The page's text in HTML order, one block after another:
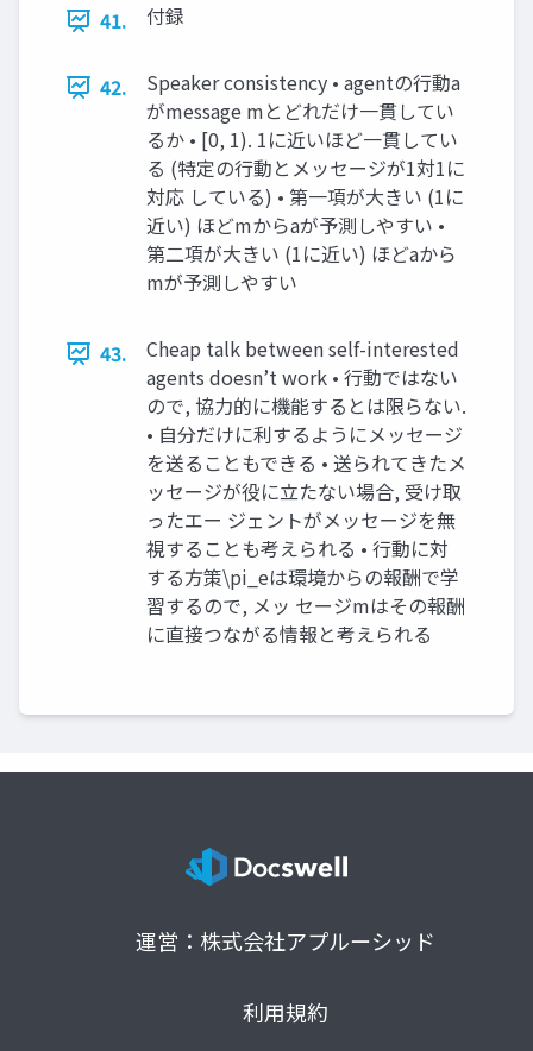
41. 付録
42.
Speaker consistency • agentの行動a
がmessage mとどれだけ一貫してい
るか • [0, 1). 1に近いほど一貫してい
る (特定の行動とメッセージが1対1に
対応 している) • 第一項が大きい (1に
近い) ほどmからaが予測しやすい •
第二項が大きい (1に近い) ほどaから
mが予測しやすい
43.
Cheap talk between self-interested
agents doesn’t work • 行動ではない
ので, 協力的に機能するとは限らない.
• 自分だけに利するようにメッセージ
を送ることもできる • 送られてきたメ
ッセージが役に立たない場合, 受け取
ったエー ジェントがメッセージを無
視することも考えられる • 行動に対
する方策\pi_eは環境からの報酬で学
習するので, メッ セージmはその報酬
に直接つながる情報と考えられる
運営：株式会社アプルーシッド
利用規約